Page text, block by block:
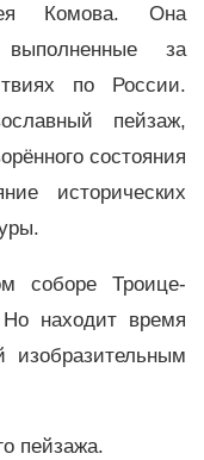
Комова. Она
за
по России.
пейзаж,
состояния
исторических
соборе Троице-
находит время
изобразительным
пейзажа.